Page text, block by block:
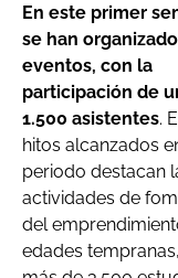
En este primer
se han
eventos, con la
participación de
1.500 asistentes.
hitos alcanzados
periodo destacan
actividades de
del
edades